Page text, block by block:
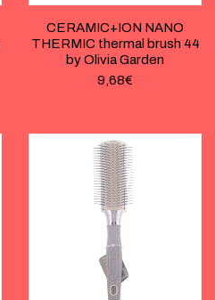
CERAMIC+ION NANO
THERMIC thermal brush 44
by Olivia Garden
9,68€